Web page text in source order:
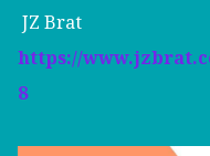
JZ Brat
https://
8